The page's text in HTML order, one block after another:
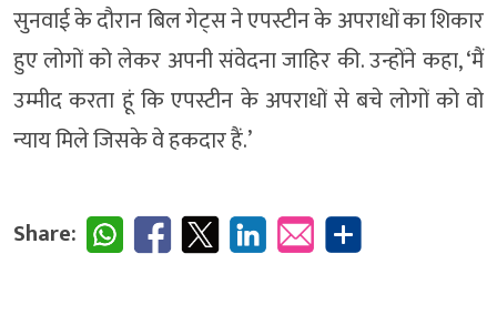
सुनवाई के दौरान बिल गेट्स ने एपस्टीन के अपराधों का शिकार
हुए लोगों को लेकर अपनी संवेदना जाहिर की. उन्होंने कहा, ‘मैं
उम्मीद करता हूं कि एपस्टीन के अपराधों से बचे लोगों को वो
न्याय मिले जिसके वे हकदार हैं.’
Share: